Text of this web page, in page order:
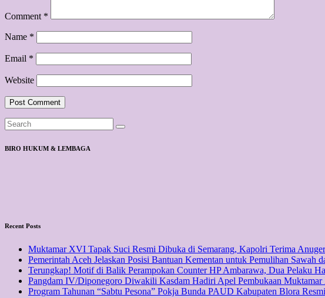
Comment *
Name *
Email *
Website
BIRO HUKUM & LEMBAGA
Recent Posts
Muktamar XVI Tapak Suci Resmi Dibuka di Semarang, Kapolri Terima
Pemerintah Aceh Jelaskan Posisi Bantuan Kementan untuk Pemulihan Sawah
Terungkap! Motif di Balik Perampokan Counter HP Ambarawa, Dua Pelaku
Pangdam IV/Diponegoro Diwakili Kasdam Hadiri Apel Pembukaan
Program Tahunan “Sabtu Pesona” Pokja Bunda PAUD Kabupaten Blora